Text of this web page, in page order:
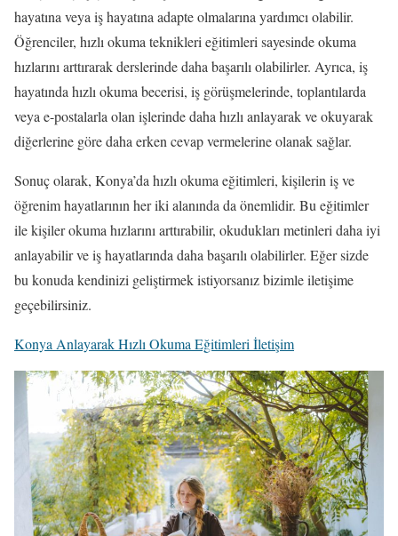
hayatına veya iş hayatına adapte olmalarına yardımcı olabilir.
Öğrenciler, hızlı okuma teknikleri eğitimleri sayesinde okuma
hızlarını arttırarak derslerinde daha başarılı olabilirler. Ayrıca, iş
hayatında hızlı okuma becerisi, iş görüşmelerinde, toplantılarda
veya e-postalarla olan işlerinde daha hızlı anlayarak ve okuyarak
diğerlerine göre daha erken cevap vermelerine olanak sağlar.
Sonuç olarak, Konya’da hızlı okuma eğitimleri, kişilerin iş ve
öğrenim hayatlarının her iki alanında da önemlidir. Bu eğitimler
ile kişiler okuma hızlarını arttırabilir, okudukları metinleri daha iyi
anlayabilir ve iş hayatlarında daha başarılı olabilirler. Eğer sizde
bu konuda kendinizi geliştirmek istiyorsanız bizimle iletişime
geçebilirsiniz.
Konya Anlayarak Hızlı Okuma Eğitimleri İletişim